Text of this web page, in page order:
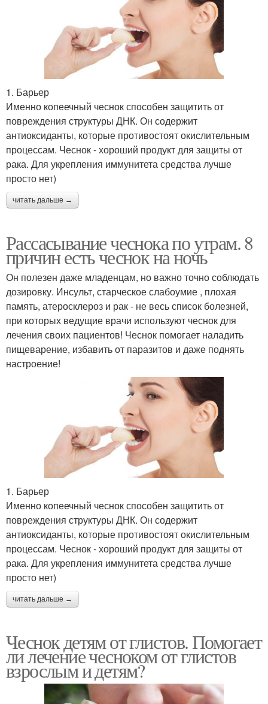
1. Барьер
Именно копеечный чеснок способен защитить от
повреждения структуры ДНК. Он содержит
антиоксиданты, которые противостоят окислительным
процессам. Чеснок - хороший продукт для защиты от
рака. Для укрепления иммунитета средства лучше
просто нет)
читать дальше →
Рассасывание чеснока по утрам. 8
причин есть чеснок на ночь
Он полезен даже младенцам, но важно точно соблюдать
дозировку. Инсульт, старческое слабоумие , плохая
память, атеросклероз и рак - не весь список болезней,
при которых ведущие врачи используют чеснок для
лечения своих пациентов! Чеснок помогает наладить
пищеварение, избавить от паразитов и даже поднять
настроение!
1. Барьер
Именно копеечный чеснок способен защитить от
повреждения структуры ДНК. Он содержит
антиоксиданты, которые противостоят окислительным
процессам. Чеснок - хороший продукт для защиты от
рака. Для укрепления иммунитета средства лучше
просто нет)
читать дальше →
Чеснок детям от глистов. Помогает
ли лечение чесноком от глистов
взрослым и детям?